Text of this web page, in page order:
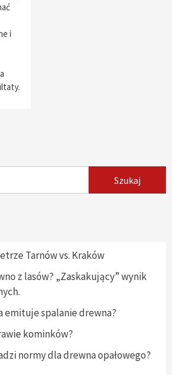
i
Tarnów vs. Kraków
z lasów? „Zaskakujący” wynik
spalanie drewna?
kominków?
normy dla drewna opałowego?